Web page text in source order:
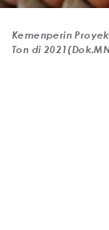
Kemenperin
Ton di